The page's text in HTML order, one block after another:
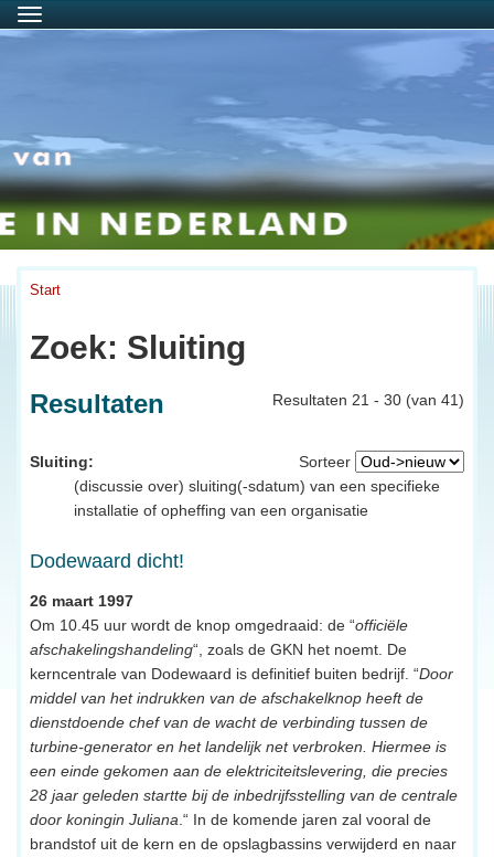
Menu
Start
Zoek: Sluiting
Resultaten 21 - 30 (van 41)
Resultaten
Sorteer
Sluiting:
(discussie over) sluiting(-sdatum) van een specifieke
installatie of opheffing van een organisatie
Dodewaard dicht!
26 maart 1997
Om 10.45 uur wordt de knop omgedraaid: de “officiële
afschakelingshandeling“, zoals de GKN het noemt. De
kerncentrale van Dodewaard is definitief buiten bedrijf. “Door
middel van het indrukken van de afschakelknop heeft de
dienstdoende chef van de wacht de verbinding tussen de
turbine-generator en het landelijk net verbroken. Hiermee is
een einde gekomen aan de elektriciteitslevering, die precies
28 jaar geleden startte bij de inbedrijfsstelling van de centrale
door koningin Juliana .“ In de komende jaren zal vooral de
brandstof uit de kern en de opslagbassins verwijderd en naar